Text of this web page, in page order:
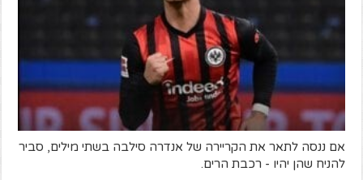
אם ננסה לתאר את הקריירה של אנדרה סילבה בשתי מילים, סביר
להניח שהן יהיו - רכבת הרים.